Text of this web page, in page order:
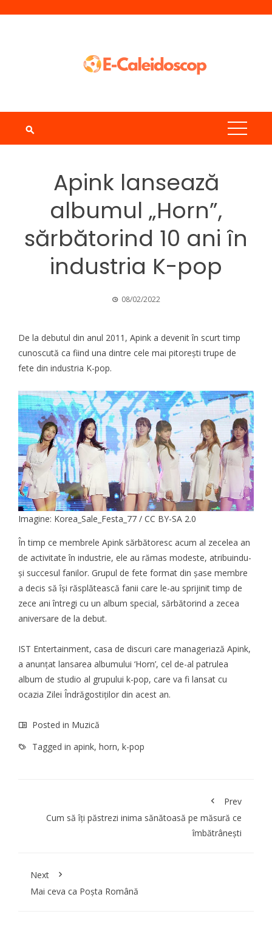
Apink lansează
albumul „Horn”,
sărbătorind 10 ani în
industria K-pop
08/02/2022
De la debutul din anul 2011, Apink a devenit în scurt timp
cunoscută ca fiind una dintre cele mai pitorești trupe de
fete din industria K-pop.
Imagine: Korea_Sale_Festa_77 / CC BY-SA 2.0
În timp ce membrele Apink sărbătoresc acum al zecelea an
de activitate în industrie, ele au rămas modeste, atribuindu-
și succesul fanilor. Grupul de fete format din șase membre
a decis să își răsplătească fanii care le-au sprijinit timp de
zece ani întregi cu un album special, sărbătorind a zecea
aniversare de la debut.
IST Entertainment, casa de discuri care manageriază Apink,
a anunțat lansarea albumului ‘Horn’, cel de-al patrulea
album de studio al grupului k-pop, care va fi lansat cu
ocazia Zilei Îndrăgostiților din acest an.
Posted in Muzică
Tagged in apink, horn, k-pop
Prev
Cum să îți păstrezi inima sănătoasă pe măsură ce
îmbătrânești
Next
Mai ceva ca Poşta Română